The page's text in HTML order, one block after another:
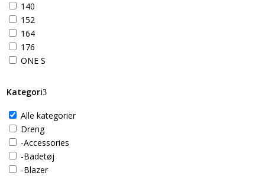
140
152
164
176
ONE S
Kategori
Alle kategorier
Dreng
-Accessories
-Badetøj
-Blazer